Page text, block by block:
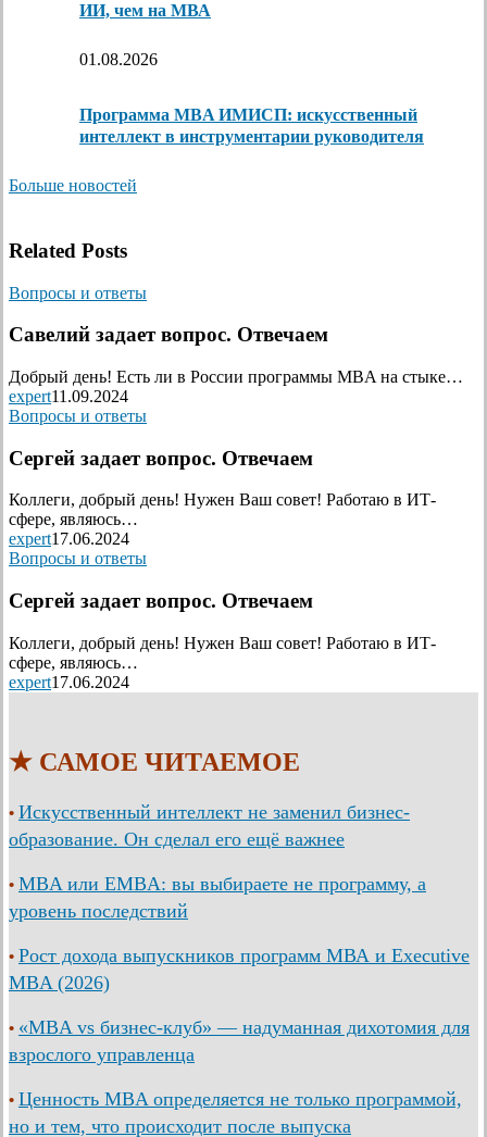
ИИ, чем на МВА
01.08.2026
Программа MBA ИМИСП: искусственный
интеллект в инструментарии руководителя
Больше новостей
Related Posts
Вопросы и ответы
Савелий задает вопрос. Отвечаем
Добрый день! Есть ли в России программы MBA на стыке…
expert11.09.2024
Вопросы и ответы
Сергей задает вопрос. Отвечаем
Коллеги, добрый день! Нужен Ваш совет! Работаю в ИТ-
сфере, являюсь…
expert17.06.2024
Вопросы и ответы
Сергей задает вопрос. Отвечаем
Коллеги, добрый день! Нужен Ваш совет! Работаю в ИТ-
сфере, являюсь…
expert17.06.2024
★ САМОЕ ЧИТАЕМОЕ
• Искусственный интеллект не заменил бизнес-
образование. Он сделал его ещё важнее
• MBA или EMBA: вы выбираете не программу, а
уровень последствий
• Рост дохода выпускников программ МВА и Executive
MBA (2026)
• «MBA vs бизнес-клуб» — надуманная дихотомия для
взрослого управленца
• Ценность MBA определяется не только программой,
но и тем, что происходит после выпуска